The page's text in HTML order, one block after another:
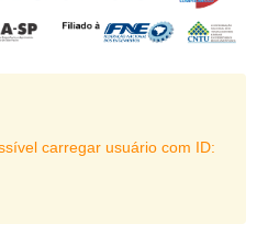
carregar usuário com ID: